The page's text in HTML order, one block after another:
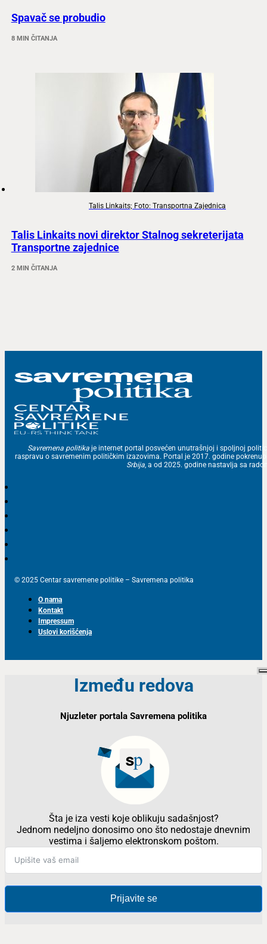
Spavač se probudio
8 MIN ČITANJA
Talis Linkaits; Foto: Transportna Zajednica
Talis Linkaits novi direktor Stalnog sekreterijata
Transportne zajednice
2 MIN ČITANJA
Savremena politika je internet portal posvećen unutrašnjoj i spoljnoj
raspravu o savremenim političkim izazovima. Portal je 2017. godine
Srbija, a od 2025. godine nastavlja sa
© 2025 Centar savremene politike – Savremena politika
O nama
Kontakt
Impressum
Uslovi korišćenja
Između redova
Njuzleter portala Savremena politika
Šta je iza vesti koje oblikuju sadašnjost?
Jednom nedeljno donosimo ono što nedostaje dnevnim
vestima i šaljemo elektronskom poštom.
Prijavite se